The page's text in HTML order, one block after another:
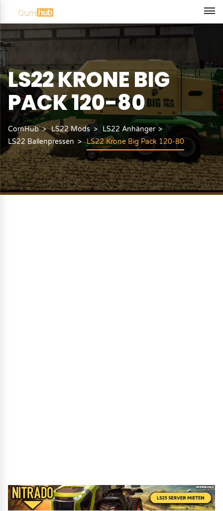
LS22 KRONE BIG
PACK 120-80
CornHub LS22 Mods
LS22 Anhänger
LS22 Ballenpressen
LS22 Krone Big Pack 120-80